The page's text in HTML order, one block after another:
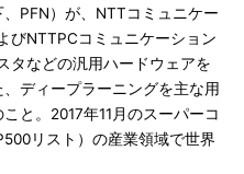
PFN）が、NTTコミュニケー
びNTTPCコミュニケーション
タなどの汎用ハードウェアを
ディープラーニングを主な用
と。2017年11月のスーパーコ
リスト）の産業領域で世界